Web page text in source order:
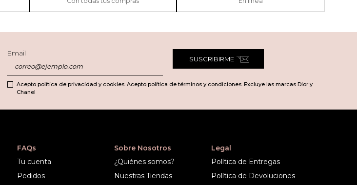
Email
SUSCRIBIRME
Acepto política de privacidad y cookies. Acepto política de términos y condiciones. Excluye las marcas Dior y
Chanel
FAQs
Tu cuenta
Pedidos
Sobre Nosotros
¿Quiénes somos?
Nuestras Tiendas
Legal
Política de Entregas
Política de Devoluciones